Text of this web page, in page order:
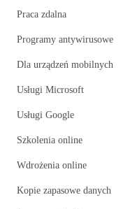
Praca zdalna
Programy antywirusowe
Dla urządzeń mobilnych
Usługi Microsoft
Usługi Google
Szkolenia online
Wdrożenia online
Kopie zapasowe danych